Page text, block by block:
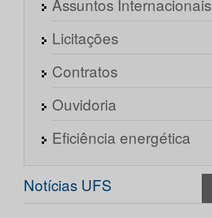
Assuntos Internacionais
Licitações
Contratos
Ouvidoria
Eficiência energética
Notícias UFS